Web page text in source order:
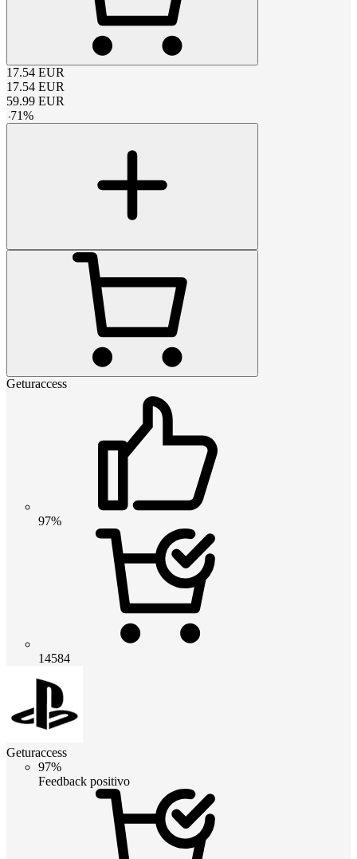
17.54 EUR
17.54 EUR
59.99 EUR
-71%
Geturaccess
97%
14584
Geturaccess
97%
Feedback positivo